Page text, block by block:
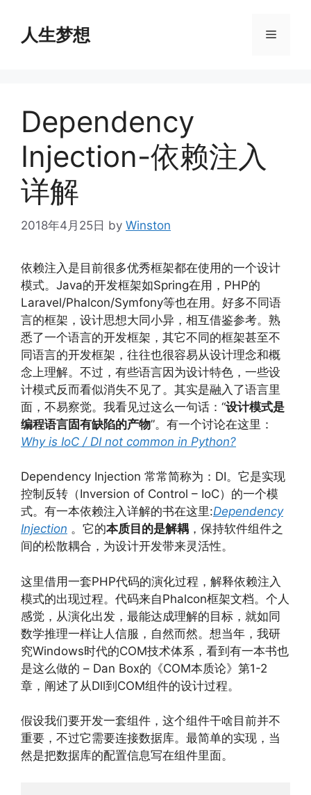
content人生梦想 Menu
Dependency
Injection-依赖注入
详解
2018年4月25日 by Winston
依赖注入是目前很多优秀框架都在使用的一个设计
模式。Java的开发框架如Spring在用，PHP的
Laravel/Phalcon/Symfony等也在用。好多不同语
言的框架，设计思想大同小异，相互借鉴参考。熟
悉了一个语言的开发框架，其它不同的框架甚至不
同语言的开发框架，往往也很容易从设计理念和概
念上理解。不过，有些语言因为设计特色，一些设
计模式反而看似消失不见了。其实是融入了语言里
面，不易察觉。我看见过这么一句话：“设计模式是
编程语言固有缺陷的产物”。有一个讨论在这里：
Why is IoC / DI not common in Python?
Dependency Injection 常常简称为：DI。它是实现
控制反转（Inversion of Control – IoC）的一个模
式。有一本依赖注入详解的书在这里:Dependency
Injection 。它的本质目的是解耦 ，保持软件组件之
间的松散耦合，为设计开发带来灵活性。
这里借用一套PHP代码的演化过程，解释依赖注入
模式的出现过程。代码来自Phalcon框架文档。个人
感觉，从演化出发，最能达成理解的目标，就如同
数学推理一样让人信服，自然而然。想当年，我研
究Windows时代的COM技术体系，看到有一本书也
是这么做的 – Dan Box的《COM本质论》第1-2
章，阐述了从Dll到COM组件的设计过程。
假设我们要开发一套组件，这个组件干啥目前并不
重要，不过它需要连接数据库。最简单的实现，当
然是把数据库的配置信息写在组件里面。